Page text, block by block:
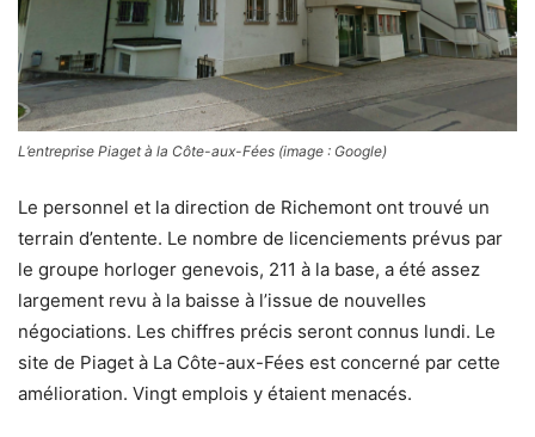
L’entreprise Piaget à la Côte-aux-Fées (image : Google)
Le personnel et la direction de Richemont ont trouvé un
terrain d’entente. Le nombre de licenciements prévus par
le groupe horloger genevois, 211 à la base, a été assez
largement revu à la baisse à l’issue de nouvelles
négociations. Les chiffres précis seront connus lundi. Le
site de Piaget à La Côte-aux-Fées est concerné par cette
amélioration. Vingt emplois y étaient menacés.